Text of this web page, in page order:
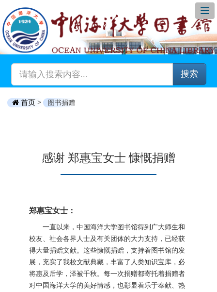
搜索
首页 > 图书捐赠
感谢 郑惠宝女士 慷慨捐赠
郑惠宝女士：
一直以来，中国海洋大学图书馆得到广大师生和
校友、社会各界人士及有关团体的大力支持，已经获
得大量捐赠文献。这些慷慨捐赠，支持着图书馆的发
展，充实了我校文献典藏，丰富了人类知识宝库，必
将惠及后学，泽被千秋。每一次捐赠都寄托着捐赠者
对中国海洋大学的美好情感，也彰显着乐于奉献、热